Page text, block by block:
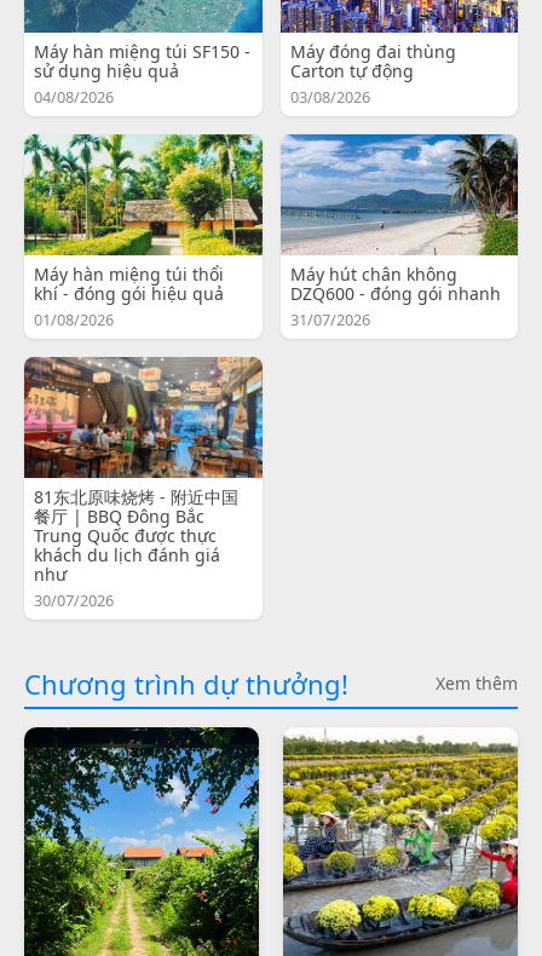
Máy hàn miệng túi SF150 -
sử dụng hiệu quả
04/08/2026
Máy đóng đai thùng
Carton tự động
03/08/2026
Máy hàn miệng túi thổi
khí - đóng gói hiệu quả
01/08/2026
Máy hút chân không
DZQ600 - đóng gói nhanh
31/07/2026
81东北原味烧烤 - 附近中国
餐厅 | BBQ Đông Bắc
Trung Quốc được thực
khách du lịch đánh giá
như
30/07/2026
Chương trình dự thưởng! Xem thêm